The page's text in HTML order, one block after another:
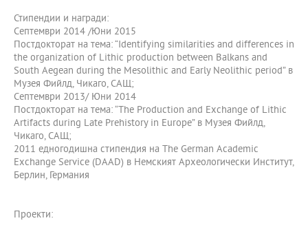
Стипендии и награди:
Септември 2014 /Юни 2015
Постдокторат на тема: “Identifying similarities and differences in
the organization of Lithic production between Balkans and
South Aegean during the Mesolithic and Early Neolithic period” в
Музея Фийлд, Чикаго, САЩ;
Септември 2013/ Юни 2014
Постдокторат на тема: “The Production and Exchange of Lithic
Artifacts during Late Prehistory in Europe” в Музея Фийлд,
Чикаго, САЩ;
2011 едногодишна стипендия на The German Academic
Exchange Service (DAAD) в Немският Археологически Институт,
Берлин, Германия
Проекти: